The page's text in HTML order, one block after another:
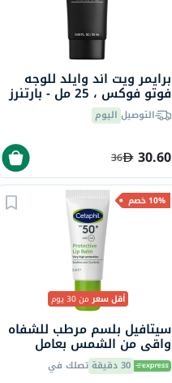
برايمر ويت اند وايلد للوجه
فوتو فوكس ، 25 مل - بارتنرز
إن برايم
التوصيل اليوم
30.60
36
10% خصم
أقل سعرمن 30 يوم
سيتافيل بلسم مرطب للشفاه
واقي من الشمس بعامل
حماية 50+ بدون رائحة، 8 مل 30 دقيقة تصلك في